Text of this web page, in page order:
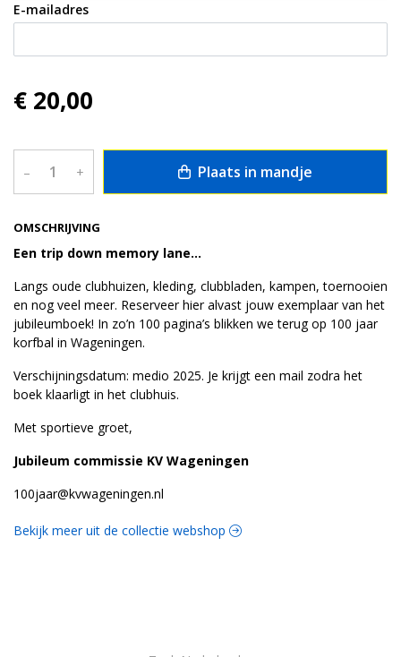
OMSCHRIJVING
Een trip down memory lane…
Langs oude clubhuizen, kleding, clubbladen, kampen, toernooien
en nog veel meer. Reserveer hier alvast jouw exemplaar van het
jubileumboek! In zo’n 100 pagina’s blikken we terug op 100 jaar
korfbal in Wageningen.
Verschijningsdatum: medio 2025. Je krijgt een mail zodra het
boek klaarligt in het clubhuis.
Met sportieve groet,
Jubileum commissie KV Wageningen
100jaar@kvwageningen.nl
E-mailadres
€ 20,00
– + Plaats in mandje
Bekijk meer uit de collectie webshop